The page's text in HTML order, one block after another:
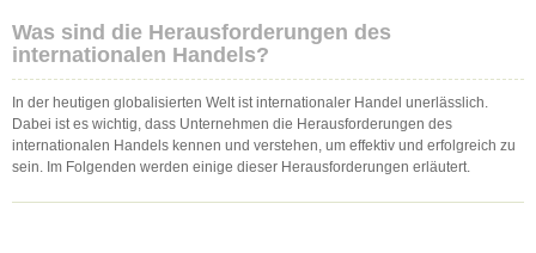
Was sind die Herausforderungen des
internationalen Handels?
In der heutigen globalisierten Welt ist internationaler Handel unerlässlich.
Dabei ist es wichtig, dass Unternehmen die Herausforderungen des
internationalen Handels kennen und verstehen, um effektiv und erfolgreich zu
sein. Im Folgenden werden einige dieser Herausforderungen erläutert.